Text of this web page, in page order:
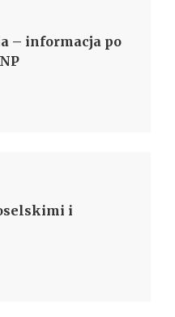
– informacja po
i